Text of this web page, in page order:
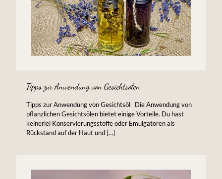
Tipps zur Anwendung von Gesichtsölen
Tipps zur Anwendung von Gesichtsöl Die Anwendung von
pflanzlichen Gesichtsölen bietet einige Vorteile. Du hast
keinerlei Konservierungsstoffe oder Emulgatoren als
Rückstand auf der Haut und […]